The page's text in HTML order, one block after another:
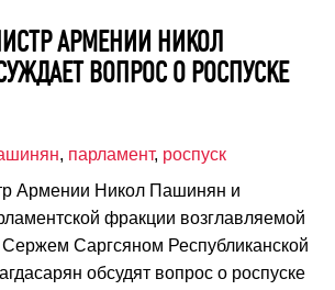
АРМЕНИИ НИКОЛ
ВОПРОС О РОСПУСКЕ
, парламент, роспуск
Армении Никол Пашинян и
фракции возглавляемой
Сержем Саргсяном Республиканской
обсудят вопрос о роспуске